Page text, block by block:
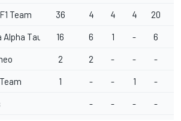
Team 36 4 4 4 20
Tauri 16 6 1 - 6
2 2 - - -
1 - - 1 -
- - - -